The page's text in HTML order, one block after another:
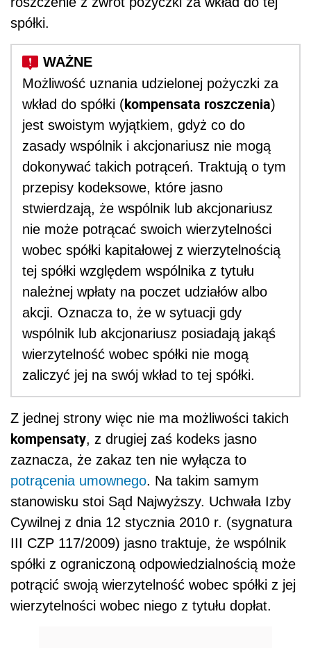
spółki.
Możliwość uznania udzielonej pożyczki za
wkład do spółki (kompensata roszczenia)
jest swoistym wyjątkiem, gdyż co do
zasady wspólnik i akcjonariusz nie mogą
dokonywać takich potrąceń. Traktują o tym
przepisy kodeksowe, które jasno
stwierdzają, że wspólnik lub akcjonariusz
nie może potrącać swoich wierzytelności
wobec spółki kapitałowej z wierzytelnością
tej spółki względem wspólnika z tytułu
należnej wpłaty na poczet udziałów albo
akcji. Oznacza to, że w sytuacji gdy
wspólnik lub akcjonariusz posiadają jakąś
wierzytelność wobec spółki nie mogą
zaliczyć jej na swój wkład to tej spółki.
Z jednej strony więc nie ma możliwości takich
kompensaty, z drugiej zaś kodeks jasno
zaznacza, że zakaz ten nie wyłącza to
potrącenia umownego. Na takim samym
stanowisku stoi Sąd Najwyższy. Uchwała Izby
Cywilnej z dnia 12 stycznia 2010 r. (sygnatura
III CZP 117/2009) jasno traktuje, że wspólnik
spółki z ograniczoną odpowiedzialnością może
potrącić swoją wierzytelność wobec spółki z jej
wierzytelności wobec niego z tytułu dopłat.